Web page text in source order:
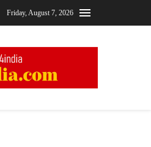
Friday, August 7, 2026